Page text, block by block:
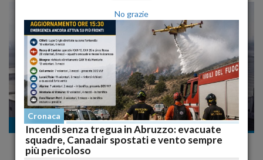
Cronaca
Troppo Caldo in Fabbrica: Pausa Extra per i
No grazie
Cronaca
Incendi senza tregua in Abruzzo: evacuate
squadre, Canadair spostati e vento sempre
più pericoloso